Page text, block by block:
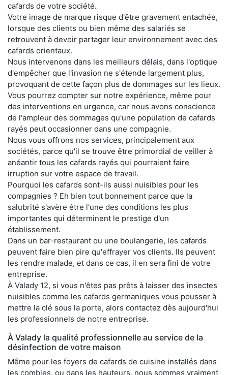
cafards de votre société.
Votre image de marque risque d'être gravement entachée,
lorsque des clients ou bien même des salariés se
retrouvent à devoir partager leur environnement avec des
cafards orientaux.
Nous intervenons dans les meilleurs délais, dans l'optique
d'empêcher que l'invasion ne s'étende largement plus,
provoquant de cette façon plus de dommages sur les lieux.
Vous pourrez compter sur notre expérience, même pour
des interventions en urgence, car nous avons conscience
de l'ampleur des dommages qu'une population de cafards
rayés peut occasionner dans une compagnie.
Nous vous offrons nos services, principalement aux
sociétés, parce qu'il se trouve être primordial de veiller à
anéantir tous les cafards rayés qui pourraient faire
irruption sur votre espace de travail.
Pourquoi les cafards sont-ils aussi nuisibles pour les
compagnies ? Eh bien tout bonnement parce que la
salubrité s'avère être l'une des conditions les plus
importantes qui déterminent le prestige d'un
établissement.
Dans un bar-restaurant ou une boulangerie, les cafards
peuvent faire bien pire qu'effrayer vos clients. Ils peuvent
les rendre malade, et dans ce cas, il en sera fini de votre
entreprise.
À Valady 12, si vous n'êtes pas prêts à laisser des insectes
nuisibles comme les cafards germaniques vous pousser à
mettre la clé sous la porte, alors contactez dès aujourd'hui
les professionnels de notre entreprise.
À Valady la qualité professionnelle au service de la
désinfection de votre maison
Même pour les foyers de cafards de cuisine installés dans
les combles, ou dans les hauteurs, nous sommes vraiment